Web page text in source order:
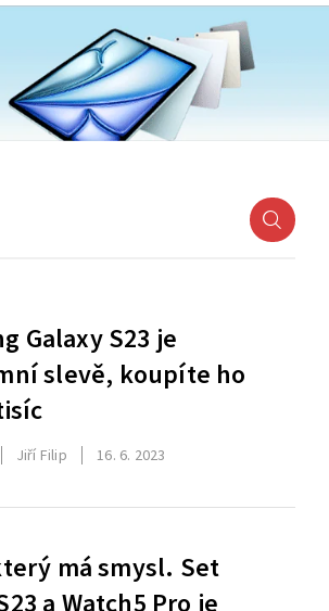
Galaxy S23 je
slevě, koupíte ho
Jiří Filip 16. 6. 2023
má smysl. Set